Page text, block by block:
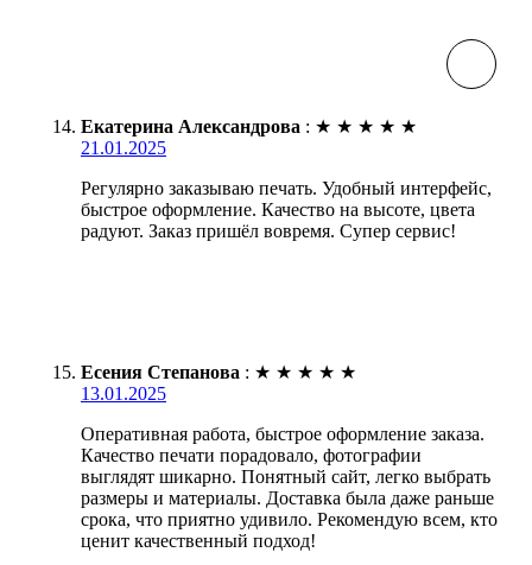
Екатерина Александрова : ★ ★ ★ ★ ★
21.01.2025
Регулярно заказываю печать. Удобный интерфейс,
быстрое оформление. Качество на высоте, цвета
радуют. Заказ пришёл вовремя. Супер сервис!
Есения Степанова : ★ ★ ★ ★ ★
13.01.2025
Оперативная работа, быстрое оформление заказа.
Качество печати порадовало, фотографии
выглядят шикарно. Понятный сайт, легко выбрать
размеры и материалы. Доставка была даже раньше
срока, что приятно удивило. Рекомендую всем, кто
ценит качественный подход!